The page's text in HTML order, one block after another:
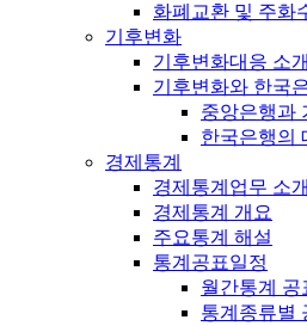
화폐교환 및 주화
기후변화
기후변화대응 소개
기후변화와 한국
중앙은행과
한국은행의
경제통계
경제통계업무 소개
경제통계 개요
주요통계 해설
통계공표일정
월간통계 공
통계종류별